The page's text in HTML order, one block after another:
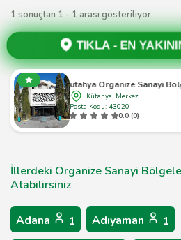
1 sonuçtan 1 - 1 arası gösteriliyor.
TIKLA -EN
Kütahya Organize Sanayi
Kütahya, Merkez
Posta Kodu: 43020
0.0 (0)
İllerdeki Organize Sanayi
Atabilirsiniz
Adana 1 Adıyaman 1